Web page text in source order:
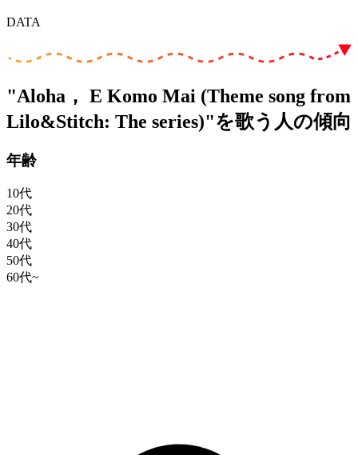
DATA
"Aloha， E Komo Mai (Theme song from
Lilo&Stitch: The series)"を歌う人の傾向
年齢
10代
20代
30代
40代
50代
60代~